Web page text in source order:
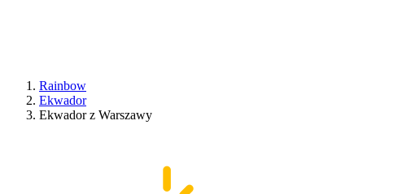
Rainbow
Ekwador
Ekwador z Warszawy